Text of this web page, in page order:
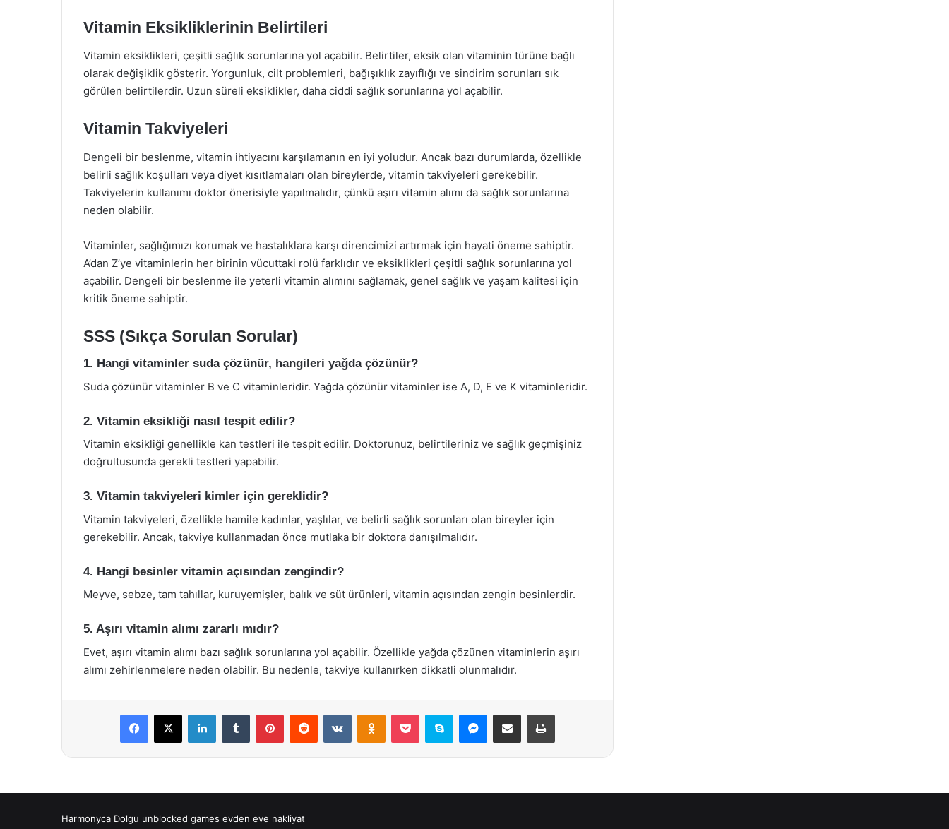
Vitamin Eksikliklerinin Belirtileri
Vitamin eksiklikleri, çeşitli sağlık sorunlarına yol açabilir. Belirtiler, eksik olan vitaminin türüne bağlı
olarak değişiklik gösterir. Yorgunluk, cilt problemleri, bağışıklık zayıflığı ve sindirim sorunları sık
görülen belirtilerdir. Uzun süreli eksiklikler, daha ciddi sağlık sorunlarına yol açabilir.
Vitamin Takviyeleri
Dengeli bir beslenme, vitamin ihtiyacını karşılamanın en iyi yoludur. Ancak bazı durumlarda, özellikle
belirli sağlık koşulları veya diyet kısıtlamaları olan bireylerde, vitamin takviyeleri gerekebilir.
Takviyelerin kullanımı doktor önerisiyle yapılmalıdır, çünkü aşırı vitamin alımı da sağlık sorunlarına
neden olabilir.
Vitaminler, sağlığımızı korumak ve hastalıklara karşı direncimizi artırmak için hayati öneme sahiptir.
A’dan Z’ye vitaminlerin her birinin vücuttaki rolü farklıdır ve eksiklikleri çeşitli sağlık sorunlarına yol
açabilir. Dengeli bir beslenme ile yeterli vitamin alımını sağlamak, genel sağlık ve yaşam kalitesi için
kritik öneme sahiptir.
SSS (Sıkça Sorulan Sorular)
1. Hangi vitaminler suda çözünür, hangileri yağda çözünür?
Suda çözünür vitaminler B ve C vitaminleridir. Yağda çözünür vitaminler ise A, D, E ve K vitaminleridir.
2. Vitamin eksikliği nasıl tespit edilir?
Vitamin eksikliği genellikle kan testleri ile tespit edilir. Doktorunuz, belirtileriniz ve sağlık geçmişiniz
doğrultusunda gerekli testleri yapabilir.
3. Vitamin takviyeleri kimler için gereklidir?
Vitamin takviyeleri, özellikle hamile kadınlar, yaşlılar, ve belirli sağlık sorunları olan bireyler için
gerekebilir. Ancak, takviye kullanmadan önce mutlaka bir doktora danışılmalıdır.
4. Hangi besinler vitamin açısından zengindir?
Meyve, sebze, tam tahıllar, kuruyemişler, balık ve süt ürünleri, vitamin açısından zengin besinlerdir.
5. Aşırı vitamin alımı zararlı mıdır?
Evet, aşırı vitamin alımı bazı sağlık sorunlarına yol açabilir. Özellikle yağda çözünen vitaminlerin aşırı
alımı zehirlenmelere neden olabilir. Bu nedenle, takviye kullanırken dikkatli olunmalıdır.
Facebook
X LinkedInTumblr PinterestReddit VKontakteOdnoklassniki
Pocket Skype Messenger
E-Posta ile paylaş Yazdır
Harmonyca Dolgu unblocked games evden eve nakliyat